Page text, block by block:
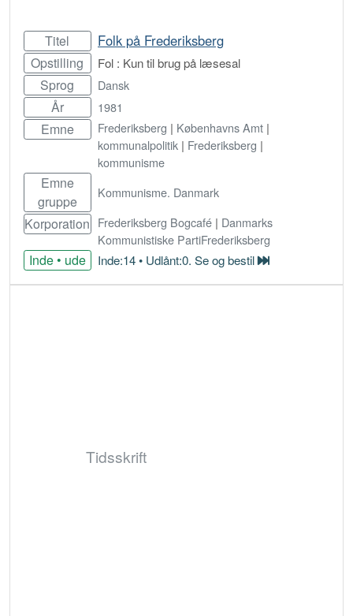
Titel Folk på Frederiksberg
Opstilling Fol : Kun til brug på læsesal
Sprog Dansk
År 1981
Emne Frederiksberg | Københavns Amt |
kommunalpolitik | Frederiksberg |
kommunisme
Emne
gruppe
Kommunisme. Danmark
Korporation Frederiksberg Bogcafé | Danmarks
Kommunistiske PartiFrederiksberg
Inde • ude Inde:14 • Udlånt:0. Se og bestil
Bestil
Tidsskrift